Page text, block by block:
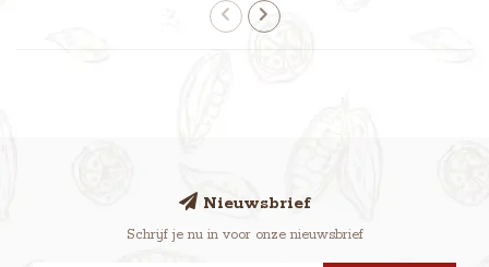
Nieuwsbrief
Schrijf je nu in voor onze nieuwsbrief